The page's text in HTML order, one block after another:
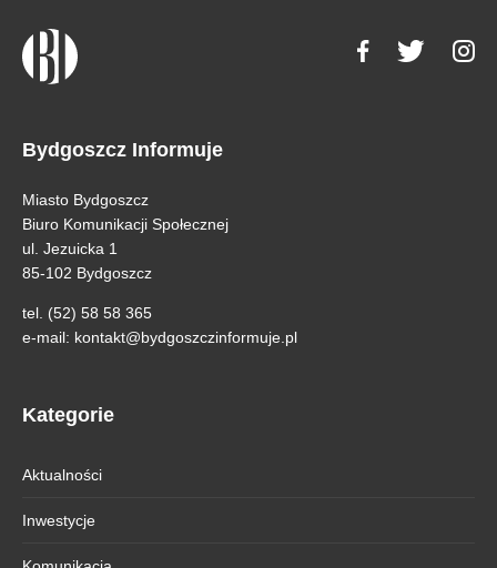
Bydgoszcz Informuje
Miasto Bydgoszcz
Biuro Komunikacji Społecznej
ul. Jezuicka 1
85-102 Bydgoszcz
tel. (52) 58 58 365
e-mail: kontakt@bydgoszczinformuje.pl
Kategorie
Aktualności
Inwestycje